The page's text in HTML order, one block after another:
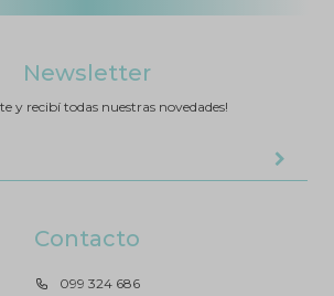
Contacto
099 324 686
Newsletter
y recibí todas nuestras novedades!